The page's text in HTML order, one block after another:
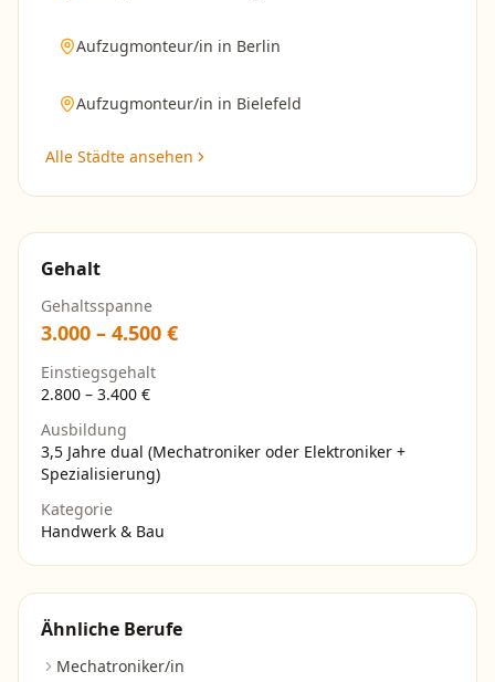
Aufzugmonteur/in in Berlin
Aufzugmonteur/in in Bielefeld
Alle Städte ansehen
Gehalt
Gehaltsspanne
3.000 – 4.500 €
Einstiegsgehalt
2.800 – 3.400 €
Ausbildung
3,5 Jahre dual (Mechatroniker oder Elektroniker +
Spezialisierung)
Kategorie
Handwerk & Bau
Ähnliche Berufe
Mechatroniker/in